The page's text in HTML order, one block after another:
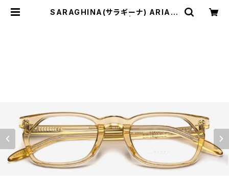
SARAGHINA(サラギーナ) ARIA 4